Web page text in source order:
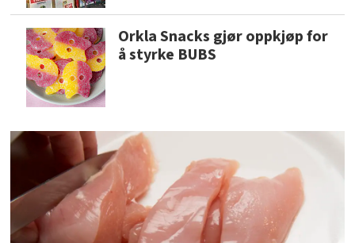
Orkla Snacks gjør oppkjøp for
å styrke BUBS